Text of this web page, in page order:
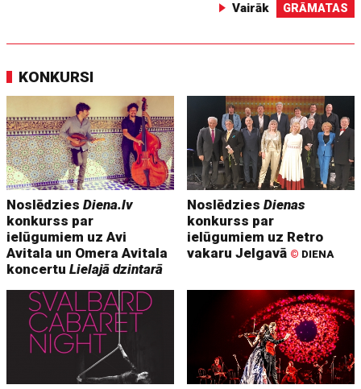
Vairāk GRĀMATAS
KONKURSI
NoslēdziesDiena.lv
konkurss par
ielūgumiem uz Avi
Avitala un Omera Avitala
koncertuLielajā dzintarā
NoslēdziesDienas
konkurss par
ielūgumiem uz Retro
vakaru Jelgavā © DIENA